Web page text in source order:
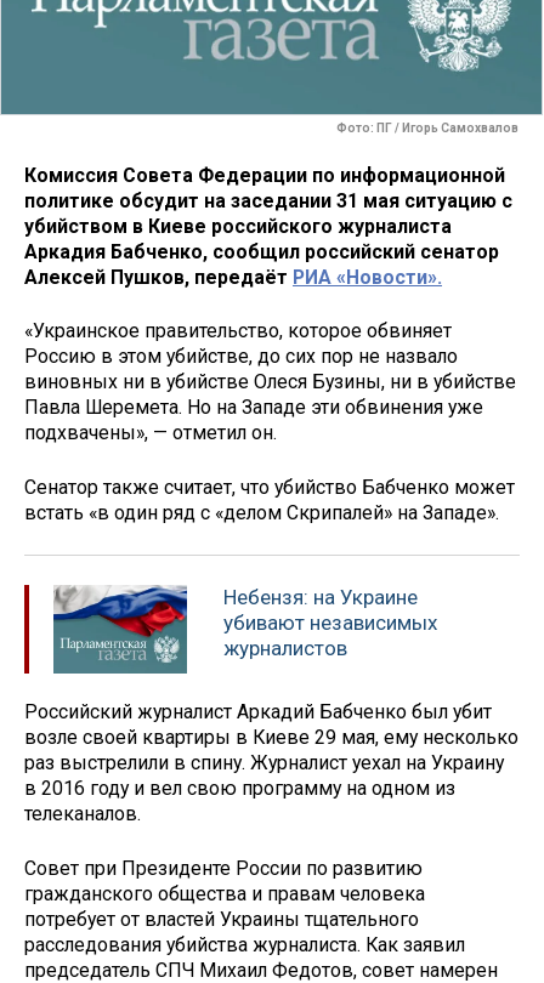
Фото: ПГ / Игорь Самохвалов
Комиссия Совета Федерации по информационной
политике обсудит на заседании 31 мая ситуацию с
убийством в Киеве российского журналиста
Аркадия Бабченко, сообщил российский сенатор
Алексей Пушков, передаёт РИА «Новости».
«Украинское правительство, которое обвиняет
Россию в этом убийстве, до сих пор не назвало
виновных ни в убийстве Олеся Бузины, ни в убийстве
Павла Шеремета. Но на Западе эти обвинения уже
подхвачены», — отметил он.
Сенатор также считает, что убийство Бабченко может
встать «в один ряд с «делом Скрипалей» на Западе».
Небензя: на Украине
убивают независимых
журналистов
Российский журналист Аркадий Бабченко был убит
возле своей квартиры в Киеве 29 мая, ему несколько
раз выстрелили в спину. Журналист уехал на Украину
в 2016 году и вел свою программу на одном из
телеканалов.
Совет при Президенте России по развитию
гражданского общества и правам человека
потребует от властей Украины тщательного
расследования убийства журналиста. Как заявил
председатель СПЧ Михаил Федотов, совет намерен